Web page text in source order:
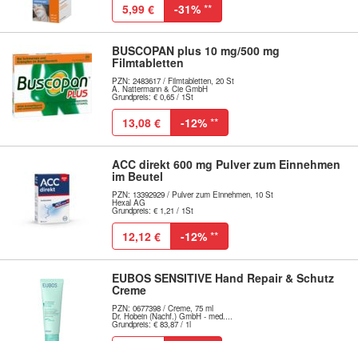
5,99 € -31% **
BUSCOPAN plus 10 mg/500 mg
Filmtabletten
PZN: 2483617 / Filmtabletten, 20 St
A. Nattermann & Cie GmbH
Grundpreis: € 0,65 / 1St
13,08 € -12% **
ACC direkt 600 mg Pulver zum Einnehmen
im Beutel
PZN: 13392929 / Pulver zum Einnehmen, 10 St
Hexal AG
Grundpreis: € 1,21 / 1St
12,12 € -12% **
EUBOS SENSITIVE Hand Repair & Schutz
Creme
PZN: 0677398 / Creme, 75 ml
Dr. Hobein (Nachf.) GmbH - med....
Grundpreis: € 83,87 / 1l